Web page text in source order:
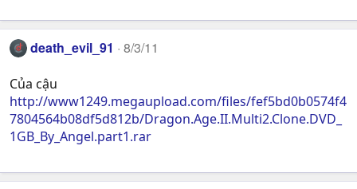
death_evil_91 8/3/11
Của cậu
http://www1249.megaupload.com/files/fef5bd0b0574f4
7804564b08df5d812b/Dragon.Age.II.Multi2.Clone.DVD_
1GB_By_Angel.part1.rar